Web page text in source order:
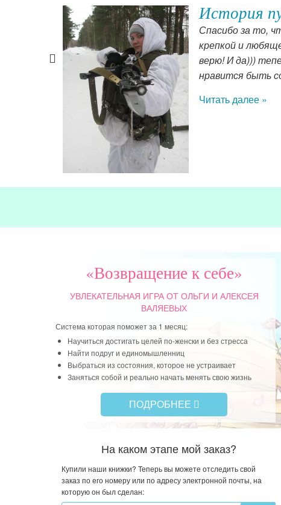
История
Спасибо за то,
крепкой и
верю! И да)))
нравится быть
Читать далее »
«Возвращение к себе»
УВЛЕКАТЕЛЬНАЯ ИГРАОТ ОЛЬГИ И АЛЕКСЕЯ
ВАЛЯЕВЫХ
Система которая поможет за 1 месяц:
Научиться достигать целей по-женски и без стресса
Найти подруг и единомышленниц
Выбраться из состояния, которое не устраивает
Заняться собой и реально начать менять свою жизнь
ПОДРОБНЕЕ
На каком этапе мой заказ?
Купили наши книжки? Теперь вы можете отследить свой
заказ по его номеру или по адресу электронной почты, на
которую он был сделан: